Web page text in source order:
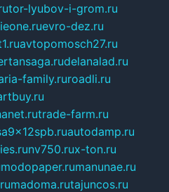
tor-lyubov-i-grom.ru
evro-dez.ru
avtopomosch27.ru
delanalad.ru
family.ruroadli.ru
trade-farm.ru
autodamp.ru
nv750.rux-ton.ru
modopaper.rumanunae.ru
madoma.rutajuncos.ru